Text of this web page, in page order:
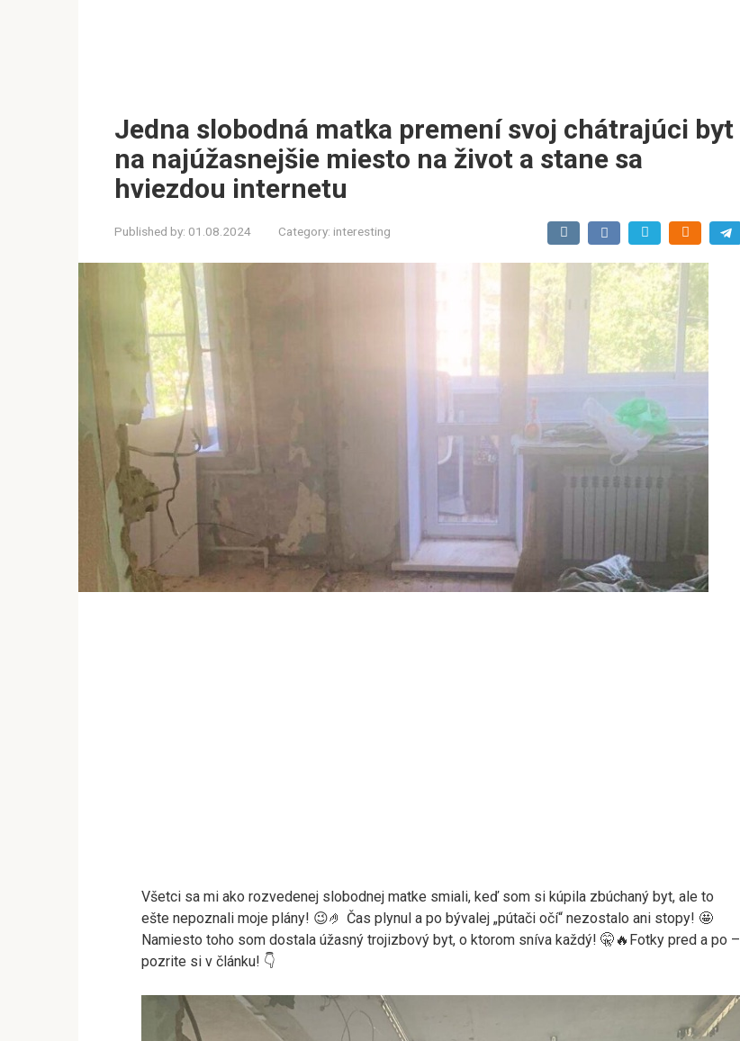
Jedna slobodná matka premení svoj chátrajúci byt
na najúžasnejšie miesto na život a stane sa
hviezdou internetu
Published by: 01.08.2024 Category: interesting
Všetci sa mi ako rozvedenej slobodnej matke smiali, keď som si kúpila zbúchaný byt, ale to
ešte nepoznali moje plány! 😉🤌 Čas plynul a po bývalej „pútači očí“ nezostalo ani stopy! 🤩
Namiesto toho som dostala úžasný trojizbový byt, o ktorom sníva každý! 🤫🔥Fotky pred a po –
pozrite si v článku! 👇